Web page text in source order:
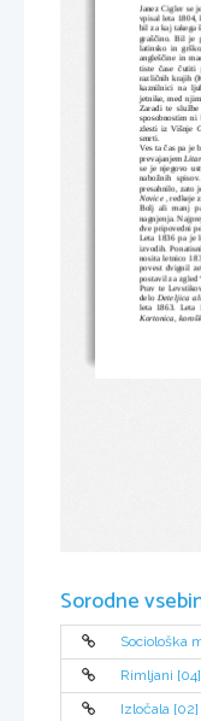
Janez Cigler se
vpisal leta 1804,
bil za kaj takega
graščino. Bil je
latinsko in
angleščine in
tiste  čase  čutiti
različnih krajih
kaznilnici na
jetnike, med
Zaradi te
sposobnostim
zlesti iz Višnje
smrti.
Ves ta čas pa je
prevajanjem
se je njegovo
nabožnih
presahnilo, zato
Novice , redkeje
Bolj   ali  manj
nagnjenja.
dve pripovedni
Leta 1836 pa je
izvodih.
nosita letnico
povest dvignil
postavil za zgled
Prav te
delo Deteljica
leta 1863. Leta
Kortonica,
Sorodne
Sociološka
Rimljani [04]
Izločala